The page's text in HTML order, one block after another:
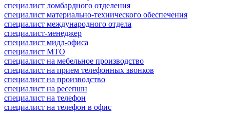
специалист ломбардного отделения
специалист материально-технического обеспечения
специалист международного отдела
специалист-менеджер
специалист мидл-офиса
специалист МТО
специалист на мебельное производство
специалист на прием телефонных звонков
специалист на производство
специалист на ресепшн
специалист на телефон
специалист на телефон в офис